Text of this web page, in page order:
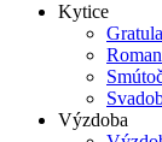
Kytice
Výzdoba